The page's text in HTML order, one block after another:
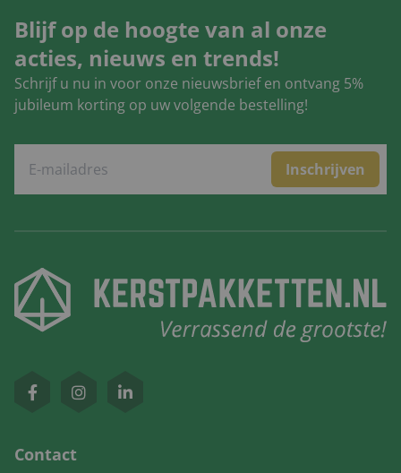
Blijf op de hoogte van al onze
acties, nieuws en trends!
Schrijf u nu in voor onze nieuwsbrief en ontvang 5%
jubileum korting op uw volgende bestelling!
Inschrijven
Contact